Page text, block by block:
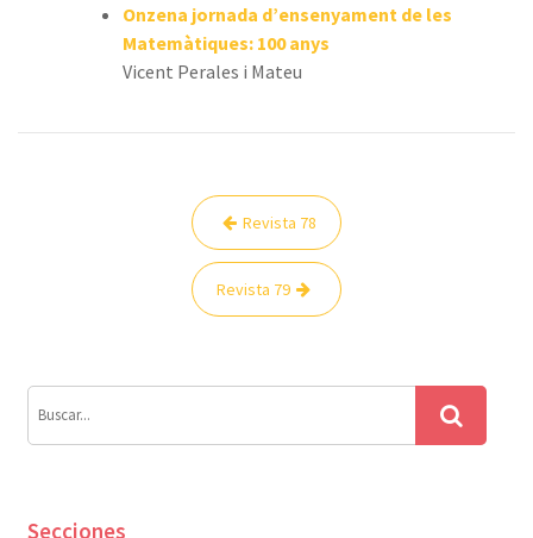
Onzena jornada d’ensenyament de les
Matemàtiques: 100 anys
Vicent Perales i Mateu
Revista 78
Revista 79
Secciones